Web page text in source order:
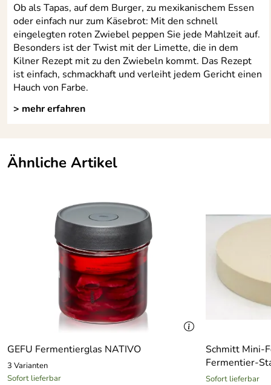
Ob als Tapas, auf dem Burger, zu mexikanischem Essen
oder einfach nur zum Käsebrot: Mit den schnell
eingelegten roten Zwiebel peppen Sie jede Mahlzeit auf.
Besonders ist der Twist mit der Limette, die in dem
Kilner Rezept mit zu den Zwiebeln kommt. Das Rezept
ist einfach, schmackhaft und verleiht jedem Gericht einen
Hauch von Farbe.
> mehr erfahren
Ähnliche Artikel
GEFU Fermentierglas NATIVO
3 Varianten
Sofort lieferbar
Schmitt Mini-
Fermentier-
Sofort lieferbar